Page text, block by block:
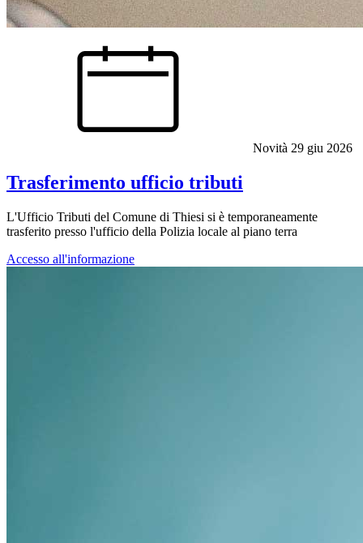
Novità 29 giu 2026
Trasferimento ufficio tributi
L'Ufficio Tributi del Comune di Thiesi si è temporaneamente
trasferito presso l'ufficio della Polizia locale al piano terra
Accesso all'informazione